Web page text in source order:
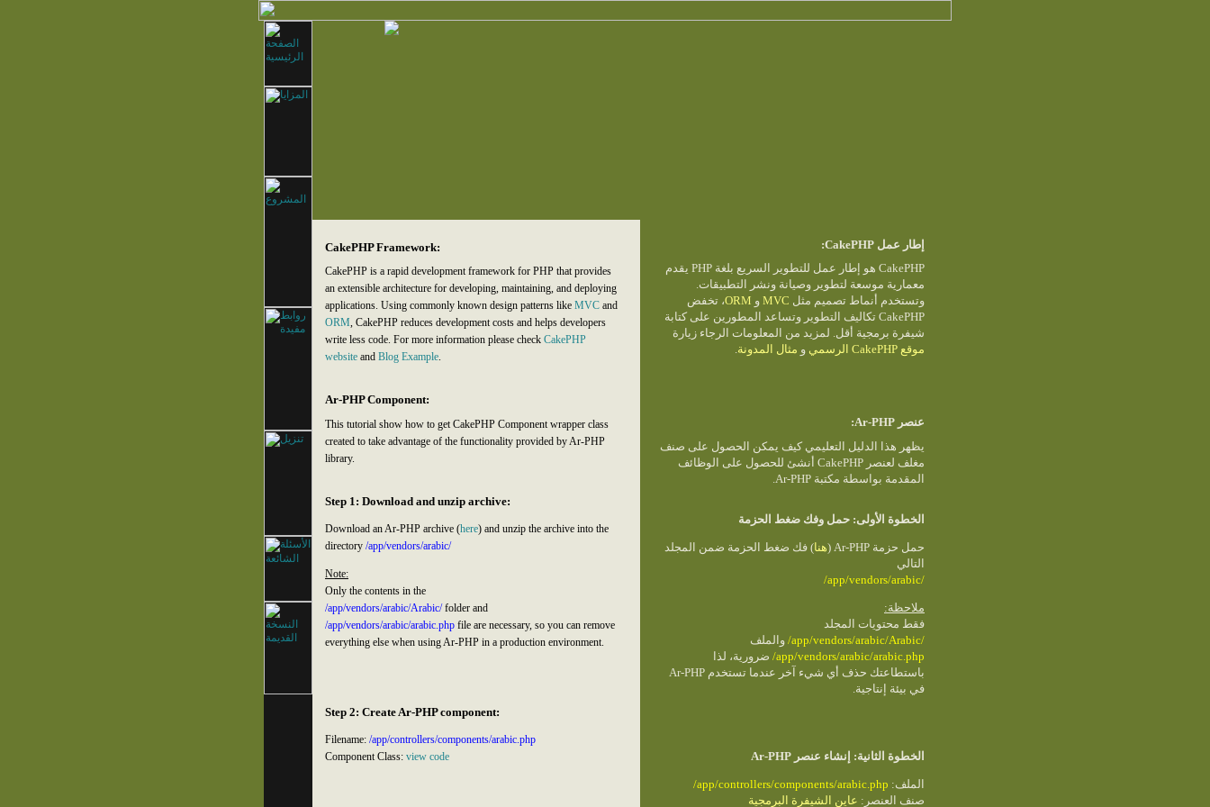
CakePHP Framework:
CakePHP is a rapid development framework for PHP that provides
an extensible architecture for developing, maintaining, and deploying
applications. Using commonly known design patterns like MVC and
ORM, CakePHP reduces development costs and helps developers
write less code. For more information please check CakePHP
website and Blog Example.
Ar-PHP Component:
This tutorial show how to get CakePHP Component wrapper class
created to take advantage of the functionality provided by Ar-PHP
library.
Step 1: Download and unzip archive:
Download an Ar-PHP archive (here) and unzip the archive into the
directory /app/vendors/arabic/
Note:
Only the contents in the
/app/vendors/arabic/Arabic/folder and
/app/vendors/arabic/arabic.php file are necessary, so you can remove
everything else when using Ar-PHP in a production environment.
Step 2: Create Ar-PHP component:
Filename: /app/controllers/components/arabic.php
Component Class: view code
إطار عمل CakePHP:
CakePHP هو إطار عمل للتطوير السريع بلغة PHP يقدم
معمارية موسعة لتطوير وصيانة ونشر التطبيقات.
وتستخدم أنماط تصميم مثل MVC و ORM، تخفض
CakePHP تكاليف التطوير وتساعد المطورين على كتابة
شيفرة برمجية أقل. لمزيد من المعلومات الرجاء زيارة
موقع CakePHP الرسمي
و مثال المدونة.
عنصر Ar-PHP:
يظهر هذا الدليل التعليمي كيف يمكن الحصول على صنف
مغلف لعنصر CakePHP أنشئ للحصول على الوظائف
المقدمة بواسطة مكتبة Ar-PHP.
الخطوة الأولى: حمل وفك ضغط الحزمة
حمل حزمة Ar-PHP ( هنا) فك ضغط الحزمة ضمن المجلد
التالي
/app/vendors/arabic/
ملاحظة:
فقط محتويات المجلد
/app/vendors/arabic/Arabic/ والملف
/app/vendors/arabic/arabic.php ضرورية، لذا
باستطاعتك حذف أي شيء آخر عندما تستخدم Ar-PHP
في بيئة إنتاجية.
الخطوة الثانية: إنشاء عنصر Ar-PHP
الملف: /app/controllers/components/arabic.php
صنف العنصر: عاين الشيفرة البرمجية